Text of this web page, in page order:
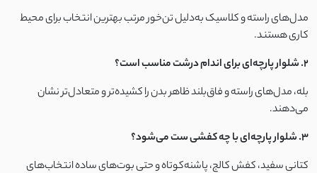
مودال
مدل‌های راسته و کلاسیک به‌دلیل تن‌خور مرتب بهترین انتخاب برای محیط
کاری هستند.
2. شلوار پارچه‌ای برای اندام درشت مناسب است؟
بله، مدل‌های راسته و فاق‌بلند ظاهر بدن را کشیده‌تر و متعادل‌تر نشان
می‌دهند.
3. شلوار پارچه‌ای با چه کفشی ست می‌شود؟
کتانی سفید، کفش کالج، پاشنه‌کوتاه و حتی بوت‌های ساده انتخاب‌های